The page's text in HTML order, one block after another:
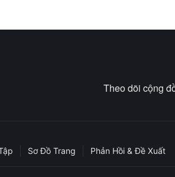
Theo dõi cộng
Sơ Đồ Trang Phản Hồi & Đề Xuất